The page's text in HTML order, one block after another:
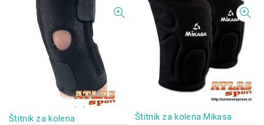
Štitnik za kolena Štitnik za kolena Mikasa